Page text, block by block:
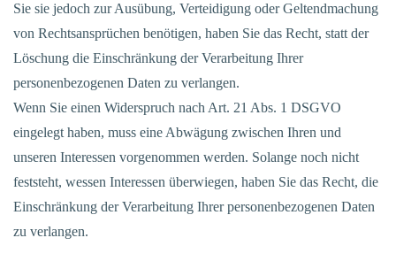
Sie sie jedoch zur Ausübung, Verteidigung oder Geltendmachung
von Rechtsansprüchen benötigen, haben Sie das Recht, statt der
Löschung die Einschränkung der Verarbeitung Ihrer
personenbezogenen Daten zu verlangen.
Wenn Sie einen Widerspruch nach Art. 21 Abs. 1 DSGVO
eingelegt haben, muss eine Abwägung zwischen Ihren und
unseren Interessen vorgenommen werden. Solange noch nicht
feststeht, wessen Interessen überwiegen, haben Sie das Recht, die
Einschränkung der Verarbeitung Ihrer personenbezogenen Daten
zu verlangen.